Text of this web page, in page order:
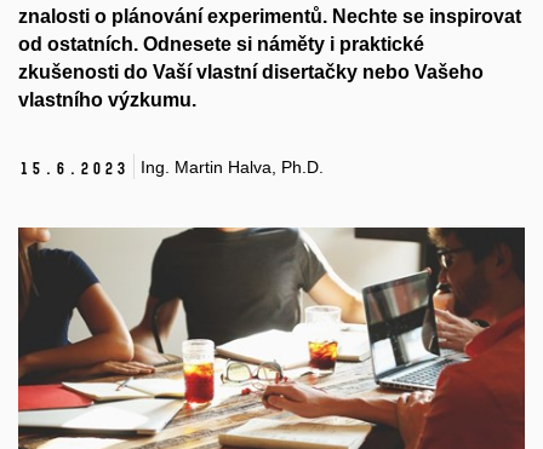
znalosti o plánování experimentů. Nechte se inspirovat
od ostatních. Odnesete si náměty i praktické
zkušenosti do Vaší vlastní disertačky nebo Vašeho
vlastního výzkumu.
15. 6. 2023 Ing. Martin Halva, Ph.D.